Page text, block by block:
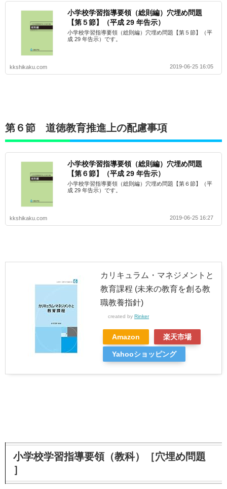
小学校学習指導要領（総則編）穴埋め問題
【第５節】（平成 29 年告示）
小学校学習指導要領（総則編）穴埋め問題【第５節】（平
成 29 年告示）です。
kkshikaku.com 2019-06-25 16:05
第６節 道徳教育推進上の配慮事項
小学校学習指導要領（総則編）穴埋め問題
【第６節】（平成 29 年告示）
小学校学習指導要領（総則編）穴埋め問題【第６節】（平
成 29 年告示）です。
kkshikaku.com 2019-06-25 16:27
カリキュラム・マネジメントと
教育課程 (未来の教育を創る教
職教養指針)
created by Rinker
Amazon 楽天市場
Yahooショッピング
小学校学習指導要領（教科）［穴埋め問題
］